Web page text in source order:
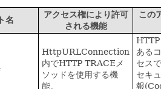
名
アクセス権により許可
される機能
この
HttpURLConnection
内でHTTP TRACEメ
ソッドを使用する機
能。
HTTP
ある
セス
セキ
報